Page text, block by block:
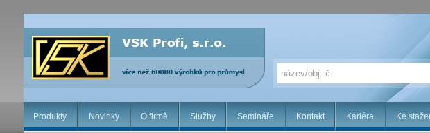
Produkty Novinky O firmě Služby Semináře Kontakt Kariéra Ke